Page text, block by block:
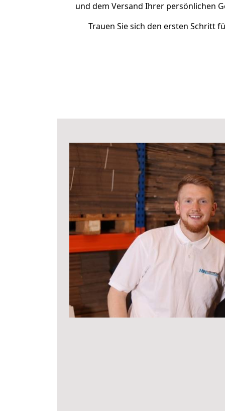
und dem Versand Ihrer persönlichen
Trauen Sie sich den ersten Schritt